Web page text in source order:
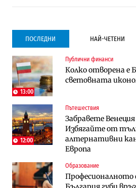
ПОСЛЕДНИ НАЙ-ЧЕТЕНИ
13:00
Публични финанси
Колко отворена е
световната
12:00
Пътешествия
Забравете
Избягайте от
алтернативни
Европа
Образование
Професионалното
Градоустройство
Столична община
преместването
Компании
Vivacom предлага
90% отстъпка
„Ендуросат“ ще
космически и
Компании
Vivacom предлага
90% отстъпка
Градоустройство
Столична община
преместването
трасе по бул.
Държавният ТЕЦ
работи с 5 блока